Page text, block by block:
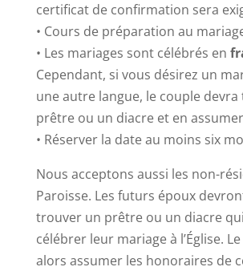
certificat de confirmation sera
• Cours de préparation au
• Les mariages sont célébrés en
Cependant, si vous désirez un
une autre langue, le couple
prêtre ou un diacre et en
• Réserver la date au moins six
Nous acceptons aussi les non-
Paroisse. Les futurs époux
trouver un prêtre ou un diacre
célébrer leur mariage à l’Église.
alors assumer les honoraires de